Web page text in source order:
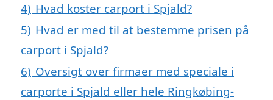
4) Hvad koster carport i Spjald?
5) Hvad er med til at bestemme prisen på
carport i Spjald?
6) Oversigt over firmaer med speciale i
carporte i Spjald eller hele Ringkøbing-